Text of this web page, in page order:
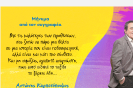
αρκετό Ιούλιο Βέρν πριν τον κερδίσουν τα
αστυνομικά), απέκτησε τους σωστούς
κυρίως γιατί του άρεσε να κάνει παρέα με
μεγαλύτερους. Μεγαλώνοντας σπούδασε,
πολύ στο εξωτερικό, είδε εκατοντάδες
κι έγραφε και στο περιοδικό Σινεμά, είχε
κάποιες αισθηματικές περιπέτειες που
σκόρπισαν γέλιο στους φίλους του - αν
στον ίδιο. Πήγε στρατό κανονικά στα